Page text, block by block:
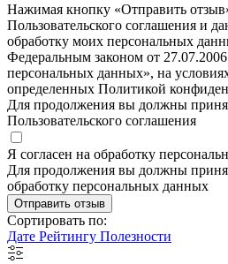
Нажимая кнопку «Отправить
Пользовательского соглашения и
обработку моих персональных
Федеральным законом от
персональных данных», на
определенных Политикой
Для продолжения вы должны
Пользовательского соглашения
Я согласен на обработку
Для продолжения вы должны
обработку персональных данных
Отправить отзыв
Сортировать по:
Дате Рейтингу Полезности